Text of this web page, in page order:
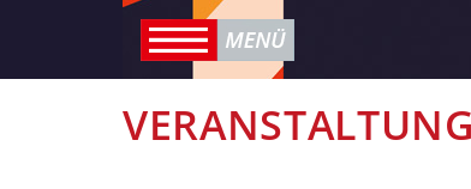
VERANSTALTUNG